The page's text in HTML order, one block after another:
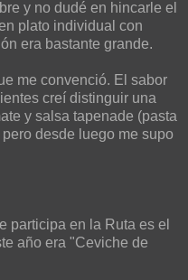
y no dudé en hincarle el
plato individual con
era bastante grande.
me convenció. El sabor
creí distinguir una
y salsa tapenade (pasta
desde luego me supo
participa en la Ruta es el
año era "Ceviche de